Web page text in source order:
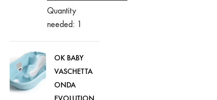
Quantity
needed: 1
OK BABY
VASCHETTA
ONDA